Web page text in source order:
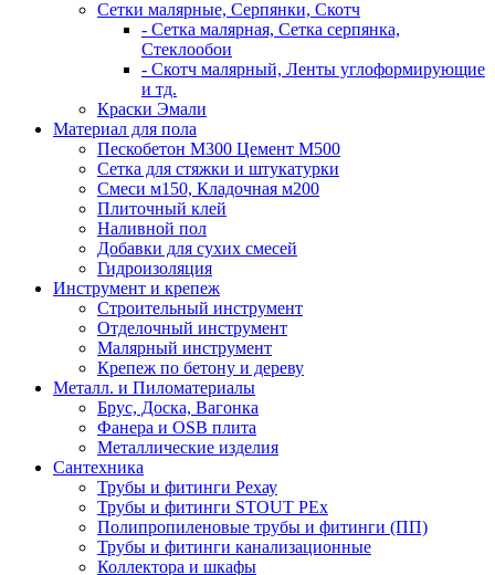
Сетки малярные, Серпянки, Скотч
- Сетка малярная, Сетка серпянка,
Стеклообои
- Скотч малярный, Ленты углоформирующие
и тд.
Краски Эмали
Материал для пола
Пескобетон М300 Цемент М500
Сетка для стяжки и штукатурки
Смеси м150, Кладочная м200
Плиточный клей
Наливной пол
Добавки для сухих смесей
Гидроизоляция
Инструмент и крепеж
Строительный инструмент
Отделочный инструмент
Малярный инструмент
Крепеж по бетону и дереву
Металл. и Пиломатериалы
Брус, Доска, Вагонка
Фанера и OSB плита
Металлические изделия
Сантехника
Трубы и фитинги Рехау
Трубы и фитинги STOUT PEx
Полипропиленовые трубы и фитинги (ПП)
Трубы и фитинги канализационные
Коллектора и шкафы